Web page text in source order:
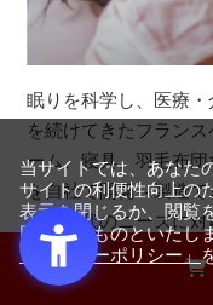
眠りを科学し、医療
を続けてきたフラン
ーム、寝具、羽毛布
を自社で開発～製造
て、時代のニーズに
当サイトでは、あなた
サイトの利便性向上の
表示を閉じるか、閲覧
同意するものといたし
ライバシーポリシー」